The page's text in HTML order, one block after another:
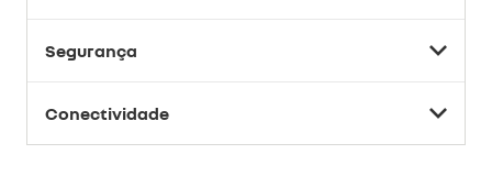
Segurança
Conectividade